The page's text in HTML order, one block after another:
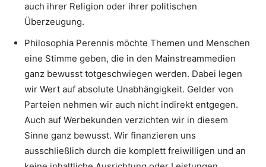
auch ihrer Religion oder ihrer politischen
Überzeugung.
Philosophia Perennis möchte Themen und Menschen
eine Stimme geben, die in den Mainstreammedien
ganz bewusst totgeschwiegen werden. Dabei legen
wir Wert auf absolute Unabhängigkeit. Gelder von
Parteien nehmen wir auch nicht indirekt entgegen.
Auch auf Werbekunden verzichten wir in diesem
Sinne ganz bewusst. Wir finanzieren uns
ausschließlich durch die komplett freiwilligen und an